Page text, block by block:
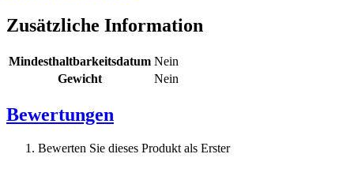
Zusätzliche Information
Mindesthaltbarkeitsdatum Nein
Gewicht
Nein
Bewertungen
Bewerten Sie dieses Produkt als Erster